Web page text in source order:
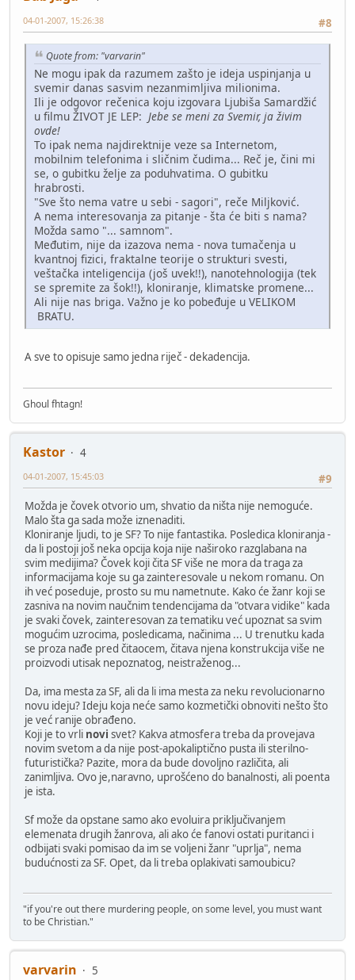
#8
04-01-2007, 15:26:38
Quote from: "varvarin"
Ne mogu ipak da razumem zašto je ideja uspinjanja u
svemir danas sasvim nezanmimljiva milionima.
Ili je odgovor rečenica koju izgovara Ljubiša Samardžić
u filmu ŽIVOT JE LEP: Jebe se meni za Svemir, ja živim
ovde!
To ipak nema najdirektnije veze sa Internetom,
mobilnim telefonima i sličnim čudima... Reč je, čini mi
se, o gubitku želje za poduhvatima. O gubitku
hrabrosti.
"Sve što nema vatre u sebi - sagori", reče Miljković.
A nema interesovanja za pitanje - šta će biti s nama?
Možda samo "... samnom".
Međutim, nije da izazova nema - nova tumačenja u
kvantnoj fizici, fraktalne teorije o strukturi svesti,
veštačka inteligencija (još uvek!!), nanotehnologija (tek
se spremite za šok!!), kloniranje, klimatske promene...
Ali nije nas briga. Važno je ko pobeđuje u VELIKOM
BRATU.
A sve to opisuje samo jedna riječ - dekadencija.
Ghoul fhtagn!
Kastor
4
#9
04-01-2007, 15:45:03
Možda je čovek otvorio um, shvatio da ništa nije nemoguće.
Malo šta ga sada može iznenaditi.
Kloniranje ljudi, to je SF? To nije fantastika. Posledica kloniranja -
da li postoji još neka opcija koja nije naširoko razglabana na
svim medijima? Čovek koji čita SF više ne mora da traga za
informacijama koje su ga zainteresovale u nekom romanu. On
ih već poseduje, prosto su mu nametnute. Kako će žanr koji se
zasniva na novim naučnim tendencijama da "otvara vidike" kada
je svaki čovek, zainteresovan za tematiku već upoznat sa svim
mogućim uzrocima, posledicama, načinima ... U trenutku kada
se proza nađe pred čitaocem, čitava njena konstrukcija više ne
proizvodi utisak nepoznatog, neistraženog...
Da, ima mesta za SF, ali da li ima mesta za neku revolucionarno
novu ideju? Ideju koja neće samo kozmetički obnoviti nešto što
je već ranije obrađeno.
Koji je to vrli novi svet? Kakva atmosfera treba da provejava
novim svetom a da nije post-apokaliptično pusta ili sterilno-
futuristička? Pazite, mora da bude dovoljno različita, ali
zanimljiva. Ovo je,naravno, uprošćeno do banalnosti, ali poenta
je ista.
Sf može da opstane samo ako evoluira priključivanjem
elemenata drugih žanrova, ali ako će fanovi ostati puritanci i
odbijati svaki pomisao da im se voljeni žanr "uprlja", nema
budućnosti za SF. Opet, da li treba oplakivati samoubicu?
"if you're out there murdering people, on some level, you must want
to be Christian."
varvarin
5